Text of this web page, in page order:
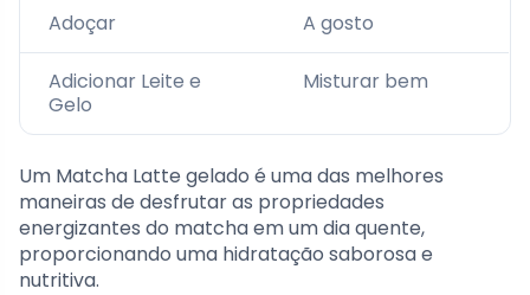
Adoçar A gosto
Adicionar Leite e
Gelo
Misturar bem
Um Matcha Latte gelado é uma das melhores
maneiras de desfrutar as propriedades
energizantes do matcha em um dia quente,
proporcionando uma hidratação saborosa e
nutritiva.